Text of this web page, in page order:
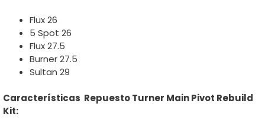
Flux 26
5 Spot 26
Flux 27.5
Burner 27.5
Sultan 29
Características Repuesto Turner Main Pivot Rebuild
Kit: